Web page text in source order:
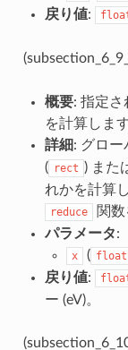
戻り値:
概要: 指定さ
を計算します
詳細: グロー
( rect ) また
れかを計算
reduce
関数
パラメータ:
x ( float
戻り値:
ー (eV)。